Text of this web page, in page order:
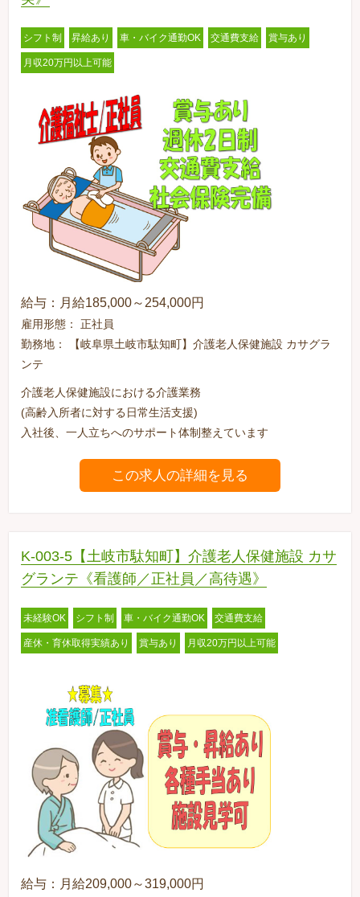
シフト制 昇給あり 車・バイク通勤OK 交通費支給 賞与あり
月収20万円以上可能
給与：月給185,000～254,000円
雇用形態： 正社員
勤務地： 【岐阜県土岐市駄知町】介護老人保健施設 カサグラ
ンテ
介護老人保健施設における介護業務
(高齢入所者に対する日常生活支援)
入社後、一人立ちへのサポート体制整えています
この求人の詳細を見る
K-003-5【土岐市駄知町】介護老人保健施設 カサ
グランテ《看護師／正社員／高待遇》
未経験OK シフト制 車・バイク通勤OK 交通費支給
産休・育休取得実績あり 賞与あり 月収20万円以上可能
給与：月給209,000～319,000円